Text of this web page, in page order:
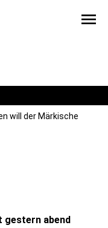
menu
will der Märkische
gestern abend